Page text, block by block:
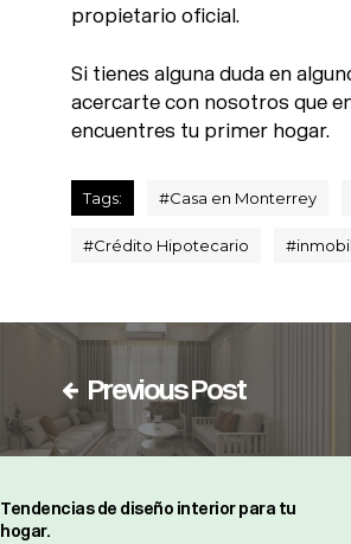
propietario oficial.
Si tienes alguna duda en
acercarte con nosotros que
encuentres tu primer hogar.
Tags: #Casa en Monterrey
#Crédito Hipotecario #
Previous Post
Tendencias de diseño interior para tu
hogar.